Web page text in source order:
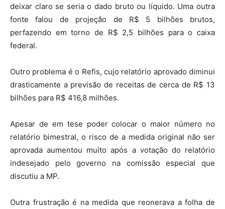
deixar claro se seria o dado bruto ou líquido. Uma outra
fonte falou de projeção de R$ 5 bilhões brutos,
perfazendo em torno de R$ 2,5 bilhões para o caixa
federal.
Outro problema é o Refis, cujo relatório aprovado diminui
drasticamente a previsão de receitas de cerca de R$ 13
bilhões para R$ 416,8 milhões.
Apesar de em tese poder colocar o maior número no
relatório bimestral, o risco de a medida original não ser
aprovada aumentou muito após a votação do relatório
indesejado pelo governo na comissão especial que
discutiu a MP.
Outra frustração é na medida que reonerava a folha de